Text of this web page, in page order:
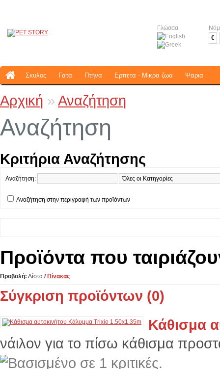
Γλώσσα
€
Σκυλος Γατα Πτηνα Ερπετα - Μικρα ζωα Ψαρια
Αρχική » Αναζήτηση
Αναζήτηση
Κριτήρια Αναζήτησης
Αναζήτηση:
Αναζήτηση στην περιγραφή των προϊόντων
Προϊόντα που
Προβολή: Λίστα / Πίνακας
Σύγκριση προϊόντων (0)
Κάθισμα
νάιλον για το πίσω κάθισμα